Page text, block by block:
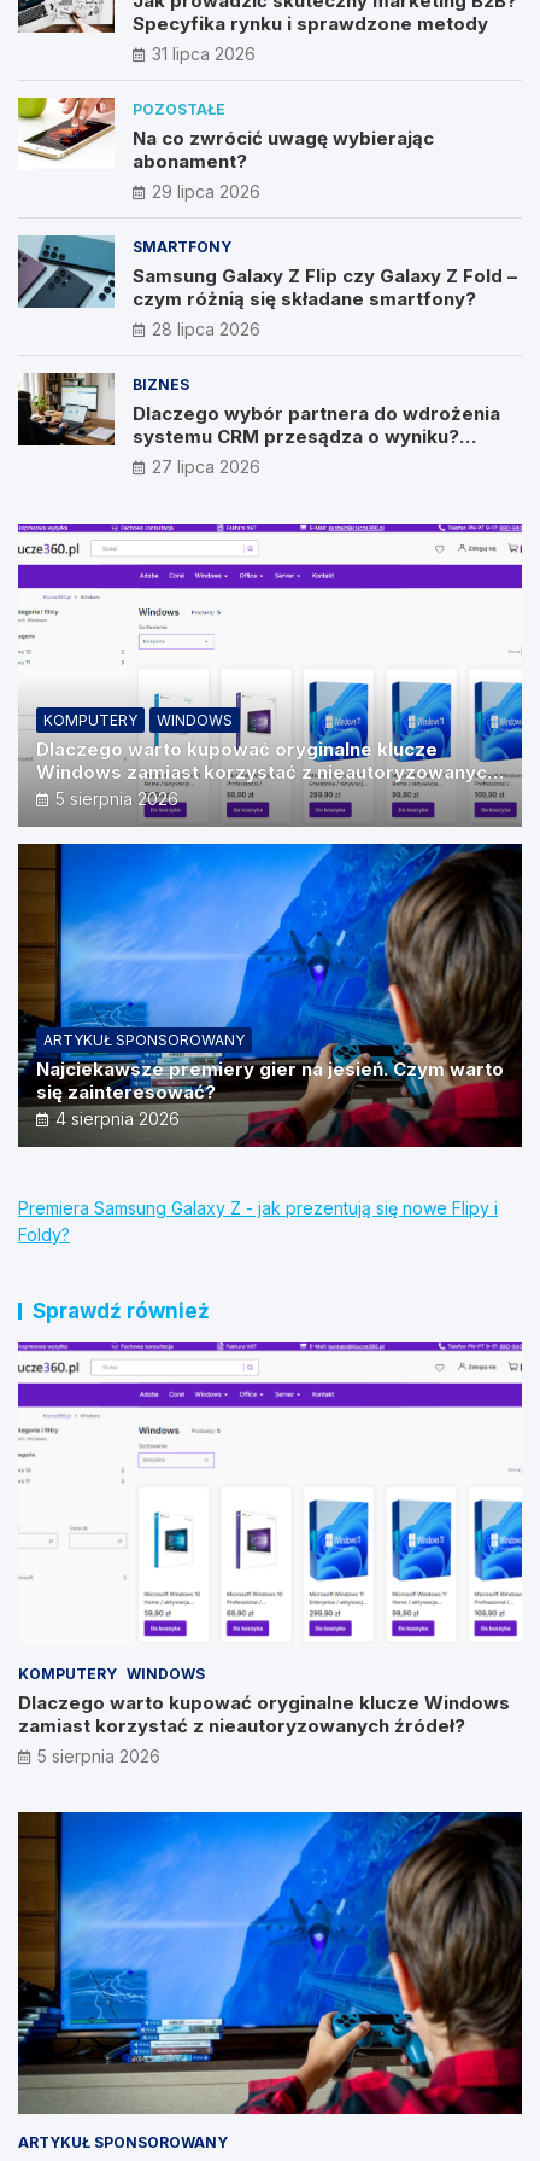
Specyfika rynku i sprawdzone metody
31 lipca 2026
POZOSTAŁE
Na co zwrócić uwagę wybierając
abonament?
29 lipca 2026
SMARTFONY
Samsung Galaxy Z Flip czy Galaxy Z Fold –
czym różnią się składane smartfony?
28 lipca 2026
BIZNES
Dlaczego wybór partnera do wdrożenia
systemu CRM przesądza o wyniku?
Wywiad z Pawłem Prymakowskim, CEO IT
Vision
27 lipca 2026
KOMPUTERY WINDOWS
Dlaczego warto kupować oryginalne klucze
Windows zamiast korzystać z nieautoryzowanych
źródeł?
5 sierpnia 2026
ARTYKUŁ SPONSOROWANY
Najciekawsze premiery gier na jesień. Czym warto
się zainteresować?
4 sierpnia 2026
Premiera Samsung Galaxy Z - jak prezentują się nowe Flipy i
Foldy?
Sprawdź również
KOMPUTERY WINDOWS
Dlaczego warto kupować oryginalne klucze Windows
zamiast korzystać z nieautoryzowanych źródeł?
5 sierpnia 2026
ARTYKUŁ SPONSOROWANY